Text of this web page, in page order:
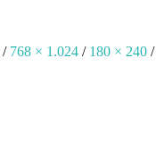
/ 768 × 1.024 / 180 × 240 /